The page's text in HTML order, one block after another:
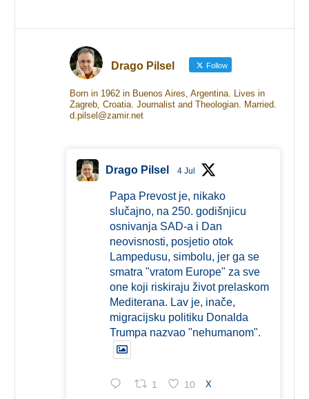
Drago Pilsel Follow
Born in 1962 in Buenos Aires, Argentina. Lives in
Zagreb, Croatia. Journalist and Theologian. Married.
d.pilsel@zamir.net
Drago Pilsel 4 Jul
Papa Prevost je, nikako
slučajno, na 250. godišnjicu
osnivanja SAD-a i Dan
neovisnosti, posjetio otok
Lampedusu, simbolu, jer ga se
smatra "vratom Europe" za sve
one koji riskiraju život prelaskom
Mediterana. Lav je, inače,
migracijsku politiku Donalda
Trumpa nazvao "nehumanom".
1 10 X